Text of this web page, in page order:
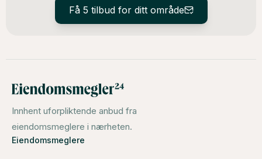
Få 5 tilbud for ditt område
Innhent uforpliktende anbud fra
eiendomsmeglere i nærheten.
Eiendomsmeglere